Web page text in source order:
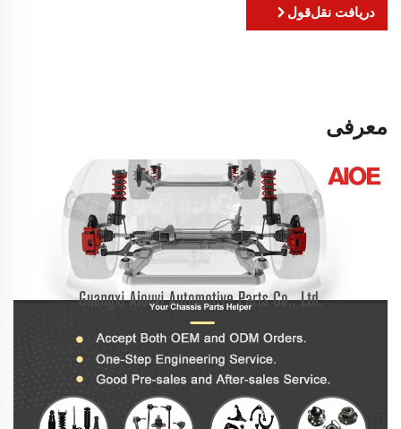
دریافت نقل‌قول
معرفی